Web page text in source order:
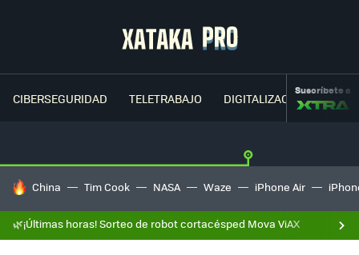
CIBERSEGURIDAD TELETRABAJO DIGITALIZACIÓNSuscríbete a
HOY SE HABLA DE
China Tim Cook NASA Waze iPhone Air
🌿¡Últimas horas! Sorteo de robot cortacésped Mova ViAX